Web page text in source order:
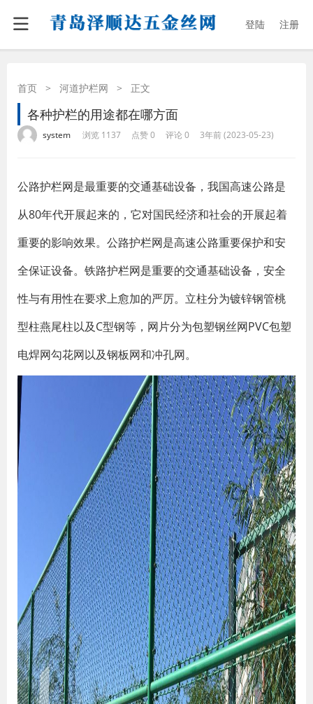
登陆 注册
首页 > 河道护栏网 > 正文
各种护栏的用途都在哪方面
system 浏览 1137 点赞 0 评论 0 3年前 (2023-05-23)
公路护栏网是最重要的交通基础设备，我国高速公路是
从80年代开展起来的，它对国民经济和社会的开展起着
重要的影响效果。公路护栏网是高速公路重要保护和安
全保证设备。铁路护栏网是重要的交通基础设备，安全
性与有用性在要求上愈加的严厉。立柱分为镀锌钢管桃
型柱燕尾柱以及C型钢等，网片分为包塑钢丝网PVC包塑
电焊网勾花网以及钢板网和冲孔网。